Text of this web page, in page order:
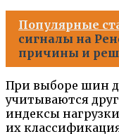
Популярные
сигналы на
причины и
При выборе шин
учитываются
индексы
их